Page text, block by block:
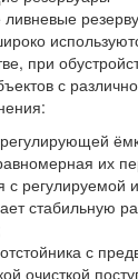
при
с
регулирующей
их
с регулируемой
стабильную
с
очисткой